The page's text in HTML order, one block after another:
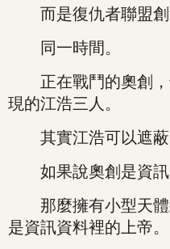
而是復仇者聯盟創
同一時間。
正在戰鬥的奧創，
現的江浩三人。
其實江浩可以遮蔽
如果說奧創是資訊
那麼擁有小型天體
是資訊資料裡的上帝。